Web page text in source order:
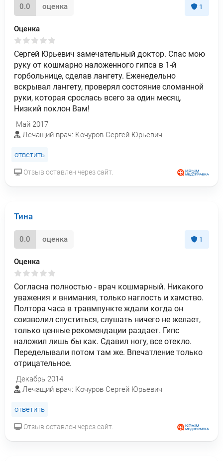
0.0 оценка 1
Оценка
Сергей Юрьевич замечательный доктор. Спас мою
руку от кошмарно наложенного гипса в 1-й
горбольнице, сделав лангету. Еженедельно
вскрывал лангету, проверял состояние сломанной
руки, которая срослась всего за один месяц.
Низкий поклон Вам!
Май 2017
Лечащий врач: Кочуров Сергей Юрьевич
ответить
Отзыв оставлен через сайт.
Тина
0.0 оценка 1
Оценка
Согласна полностью - врач кошмарный. Никакого
уважения и внимания, только наглость и хамство.
Полтора часа в травмпункте ждали когда он
соизволил спуститься, слушать ничего не желает,
только ценные рекомендации раздает. Гипс
наложил лишь бы как. Сдавил ногу, все отекло.
Переделывали потом там же. Впечатление только
отрицательное.
Декабрь 2014
Лечащий врач: Кочуров Сергей Юрьевич
ответить
Отзыв оставлен через сайт.